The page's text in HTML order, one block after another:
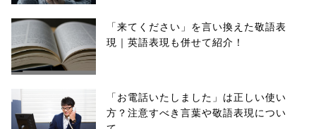
「来てください」を言い換えた敬語表
現｜英語表現も併せて紹介！
「お電話いたしました」は正しい使い
方？注意すべき言葉や敬語表現につい